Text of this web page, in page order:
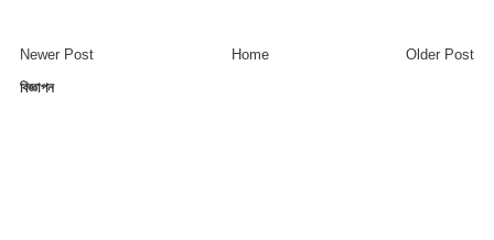
Newer Post Older Post
Home
বিজ্ঞাপন